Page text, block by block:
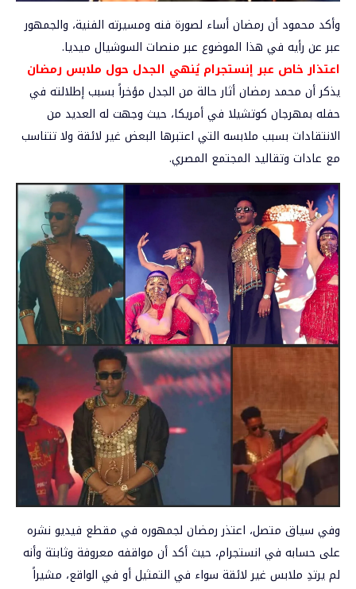
وأكد محمود أن رمضان أساء لصورة فنه ومسيرته الفنية، والجمهور
عبر عن رأيه في هذا الموضوع عبر منصات السوشيال ميديا.
اعتذار خاص عبر إنستجرام يُنهي الجدل حول ملابس رمضان
يذكر أن محمد رمضان أثار حالة من الجدل مؤخراً بسبب إطلالته في
حفله بمهرجان كوتشيلا في أمريكا، حيث وجهت له العديد من
الانتقادات بسبب ملابسه التي اعتبرها البعض غير لائقة ولا تتناسب
مع عادات وتقاليد المجتمع المصري.
وفي سياق متصل، اعتذر رمضان لجمهوره في مقطع فيديو نشره
على حسابه في انستجرام، حيث أكد أن مواقفه معروفة وثابتة وأنه
لم يرتدِ ملابس غير لائقة سواء في التمثيل أو في الواقع، مشيراً